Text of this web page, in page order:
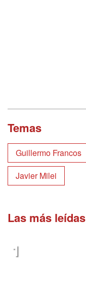
Temas
Guillermo Francos
Javier Milei
Las más leídas